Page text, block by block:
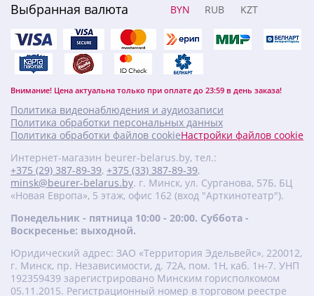
Выбранная валюта BYN RUB KZT
Внимание! Цена актуальна только при оплате до 23:59 в день заказа!
Политика видеонаблюдения и аудиозаписи
Политика обработки персональных данных
Политика обработки файлов cookieНастройки файлов cookie
Интернет-магазин beurer-belarus.by, тел.:
+375 (29) 387-89-39, +375 (33) 387-89-39,
minsk@beurer-belarus.by. г. Минск, ул. Сурганова, 57Б, БЦ
«Новая Европа», 5 этаж, офис 162 (вход "Арткинотеатр").
Понедельник - пятница 10:00 - 20:00. Суббота -
Воскресенье: выходной.
Юридический адрес: ЗАО «Территория Эдельвейс», 220012,
г. Минск, пр. Независимости, д. 72А, пом. 1Н, каб. 1н-7. УНП
‎192359439 зарегистрировано Минским горисполкомом
05.11.2015. Регистрационный номер в торговом реестре